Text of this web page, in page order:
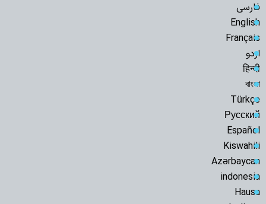
فارسی
English
Français
اردو
हिन्दी
বাংলা
Türkçe
Русский
Español
Kiswahili
Azərbaycan
indonesia
Hausa